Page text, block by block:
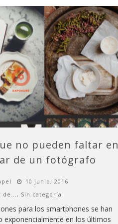
no pueden faltar en
de un fotógrafo
10 junio, 2016
de..., Sin categoría
para los smartphones se han
exponencialmente en los últimos